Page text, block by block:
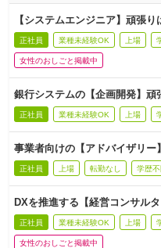
【システムエンジニア】頑張
正社員 業種未経験OK 上場
女性のおしごと掲載中
銀行システムの【企画開発】頑
正社員 業種未経験OK 上場
事業者向けの【アドバイザリー
正社員 上場 転勤なし 学歴不
DXを推進する【経営コンサル
正社員 業種未経験OK 上場
女性のおしごと掲載中